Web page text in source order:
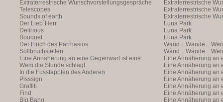
Extraterrestrische Wunschvorstellungsgespräche
Extraterrestrische
(with Markus Hofer)
Telescopes
Extraterrestrische
(with Markus Hofer)
Sounds of earth
Extraterrestrische
(with Markus Hofer)
Der Lieb´Herr
Luna Park
Delirious
Luna Park
Bouquet
Luna Park
Der Fluch des Parrhasios
Sollbruchstellen
Eine Annäherung an eine Gegenwart ist eine
Annäherung an eine Ann
Eine Annäherung an
Annäherung an eine
Vergangenheit ist
Wem die Stunde schlägt
Eine Annäherung an
Annäherung an eine
Vergangenheit ist
In die Fusstappfen des Anderen
Eine Annäherung an
Annäherung
Pisssign
Eine Annäherung an
Annäherung an eine
Vergangenheit ist
Graffiti
Eine Annäherung an
Annäherung an eine
Vergangenheit ist
Find
Eine Annäherung an
Annäherung an eine
Big Bang
Eine Annäherung an